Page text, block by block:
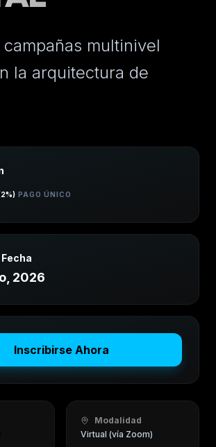
multinivel
la arquitectura de
PAGO ÚNICO
2026
Inscribirse Ahora
Modalidad
Virtual (vía Zoom)